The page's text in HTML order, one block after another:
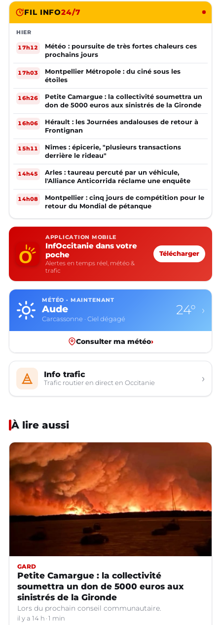
FIL INFO24/7
HIER
17h12
Météo : poursuite de très fortes chaleurs ces
prochains jours
17h03
Montpellier Métropole : du ciné sous les
étoiles
16h26
Petite Camargue : la collectivité soumettra un
don de 5000 euros aux sinistrés de la Gironde
16h06
Hérault : les Journées andalouses de retour à
Frontignan
15h11
Nîmes : épicerie, "plusieurs transactions
derrière le rideau"
14h45
Arles : taureau percuté par un véhicule,
l'Alliance Anticorrida réclame une enquête
14h08
Montpellier : cinq jours de compétition pour le
retour du Mondial de pétanque
APPLICATION MOBILE
InfOccitanie dans votre
poche
Alertes en temps réel, météo &
trafic
Télécharger
MÉTÉO · MAINTENANT
Aveyron
Rodez · Ciel dégagé
17° ›
Consulter ma météo›
Info trafic
Trafic routier en direct en Occitanie ›
À lire aussi
GARD
Petite Camargue : la collectivité
soumettra un don de 5000 euros aux
sinistrés de la Gironde
Lors du prochain conseil communautaire.
il y a 14 h 1 min